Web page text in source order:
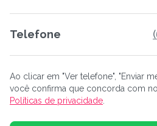
Telefone
Ao clicar em "Ver telefone", "Enviar
você confirma que concorda com
Políticas de privacidade